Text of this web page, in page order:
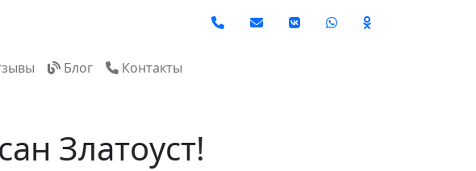
Social
Блог Контакты
Златоуст!